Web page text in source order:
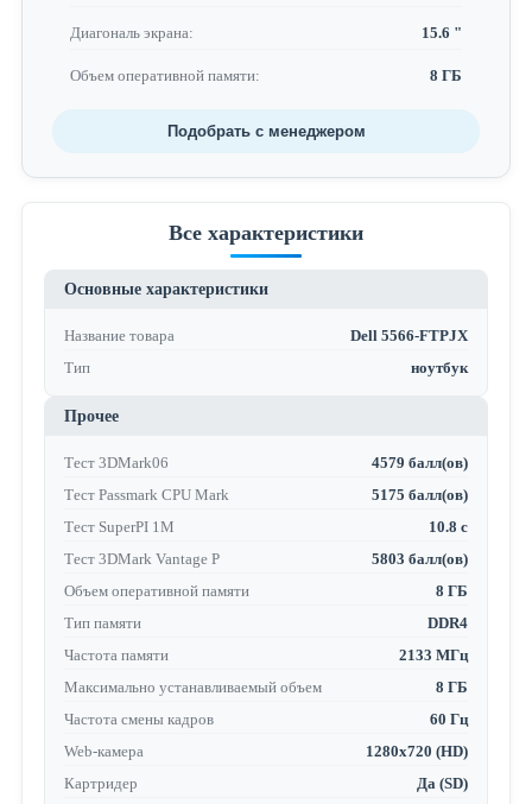
Диагональ экрана: 15.6 "
Объем оперативной памяти: 8 ГБ
Подобрать с менеджером
Все характеристики
Основные характеристики
Название товара
Dell 5566-FTPJX
Тип
ноутбук
Прочее
Тест 3DMark06
4579 балл(ов)
Тест Passmark CPU Mark
5175 балл(ов)
Тест SuperPI 1M
10.8 с
Тест 3DMark Vantage P
5803 балл(ов)
Объем оперативной памяти
8 ГБ
Тип памяти
DDR4
Частота памяти
2133 МГц
Максимально устанавливаемый объем
8 ГБ
Частота смены кадров
60 Гц
Web-камера
1280x720 (HD)
Картридер
Да (SD)